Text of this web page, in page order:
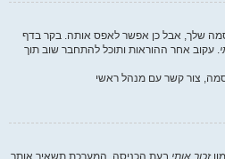
שלך, אבל כן אפשר לאפס אותה. בקר בדף
. עקוב אחר ההוראות ותוכל להתחבר שוב תוך
צור קשר עם מנהל ראשי
זכור אותי בעת הכניסה, המערכת תשאיר אותך